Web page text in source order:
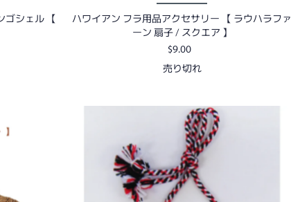
ゴシェル 【
ハワイアン フラ用品アクセサリー 【 ラウハラファ
ーン 扇子 / スクエア 】
$9.00
売り切れ